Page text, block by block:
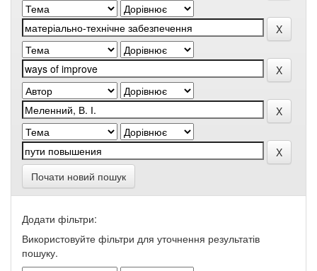
Почати новий пошук
Додати фільтри:
Використовуйте фільтри для уточнення результатів
пошуку.